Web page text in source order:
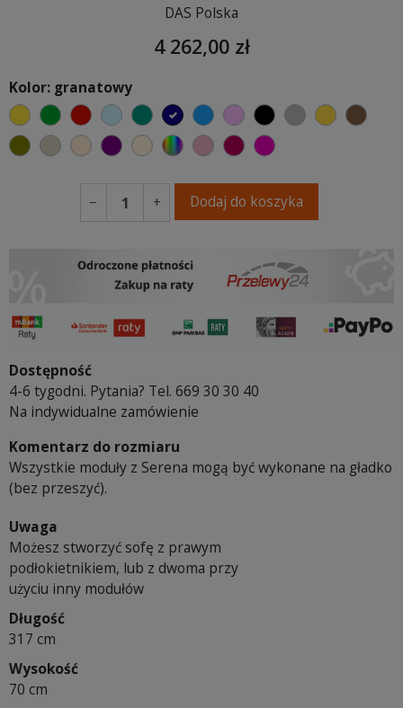
DAS Polska
4 262,00 zł
Kolor: granatowy
żółtyzielonyczerwony
błękitnyturkusowygranatowyniebieski
różowyczarnyszary
oliwkowy
beżowyciepły kremowy
fioletowa purpura
ecru beżowy
wybór koloru
brudny róż
burgundfuksja
− + Dodaj do koszyka
Dostępność
4-6 tygodni. Pytania? Tel. 669 30 30 40
Na indywidualne zamówienie
Komentarz do rozmiaru
Wszystkie moduły z Serena mogą być wykonane na gładko
(bez przeszyć).
Uwaga
Możesz stworzyć sofę z prawym
podłokietnikiem, lub z dwoma przy
użyciu inny modułów
Długość
317 cm
Wysokość
70 cm